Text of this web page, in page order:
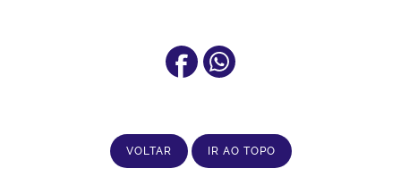
VOLTAR IR AO TOPO